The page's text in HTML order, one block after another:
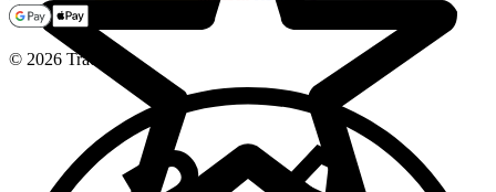
© 2026 Tradera